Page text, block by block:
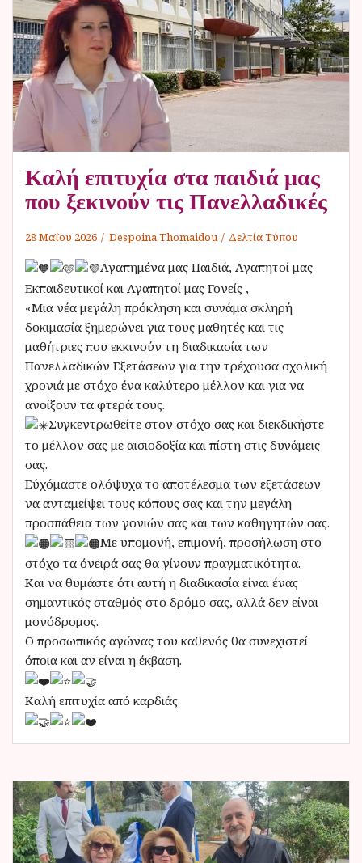
Καλή επιτυχία στα παιδιά μας
που ξεκινούν τις Πανελλαδικές
28 Μαΐου 2026 Despoina Thomaidou Δελτία Τύπου
Αγαπημένα μας Παιδιά, Αγαπητοί μας
Εκπαιδευτικοί και Αγαπητοί μας Γονείς ,
«Μια νέα μεγάλη πρόκληση και συνάμα σκληρή
δοκιμασία ξημερώνει για τους μαθητές και τις
μαθήτριες που εκκινούν τη διαδικασία των
Πανελλαδικών Εξετάσεων για την τρέχουσα σχολική
χρονιά με στόχο ένα καλύτερο μέλλον και για να
ανοίξουν τα φτερά τους.
Συγκεντρωθείτε στον στόχο σας και διεκδικήστε
το μέλλον σας με αισιοδοξία και πίστη στις δυνάμεις
σας.
Εύχόμαστε ολόψυχα το αποτέλεσμα των εξετάσεων
να ανταμείψει τους κόπους σας και την μεγάλη
προσπάθεια των γονιών σας και των καθηγητών σας.
Με υπομονή, επιμονή, προσήλωση στο
στόχο τα όνειρά σας θα γίνουν πραγματικότητα.
Και να θυμάστε ότι αυτή η διαδικασία είναι ένας
σημαντικός σταθμός στο δρόμο σας, αλλά δεν είναι
μονόδρομος.
Ο προσωπικός αγώνας του καθενός θα συνεχιστεί
όποια και αν είναι η έκβαση.
Καλή επιτυχία από καρδιάς